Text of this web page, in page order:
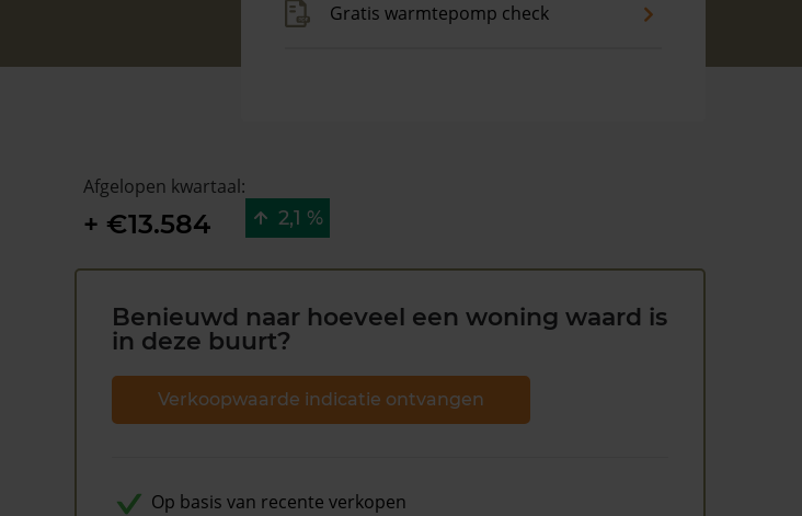
Gratis warmtepomp check
Afgelopen kwartaal:
+ €13.584 2,1 %
Benieuwd naar hoeveel een woning waard is
in deze buurt?
Verkoopwaarde indicatie ontvangen
Op basis van recente verkopen